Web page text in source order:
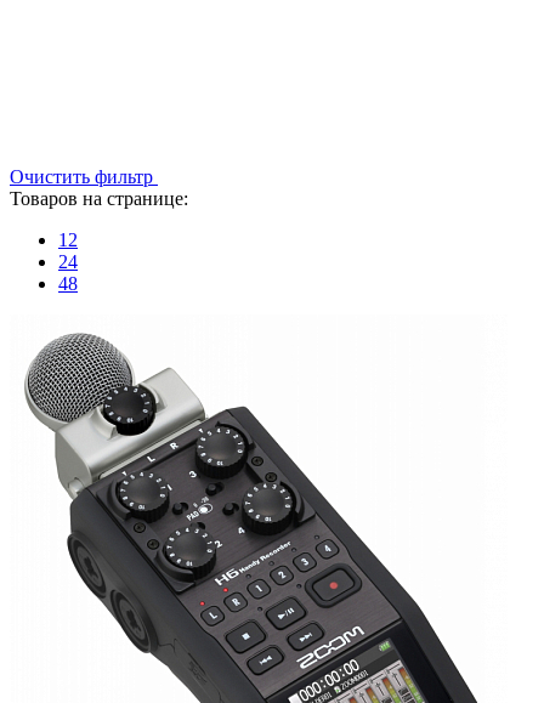
Очистить фильтр
Товаров на странице:
12
24
48